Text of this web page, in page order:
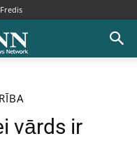
vārds ir